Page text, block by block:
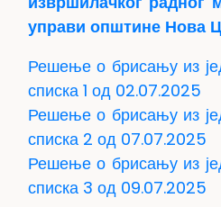
управи општине Нова
Решење о брисању из
списка 1 од 02.07.2025
Решење о брисању из
списка 2 од 07.07.2025
Решење о брисању из
списка 3 од 09.07.2025